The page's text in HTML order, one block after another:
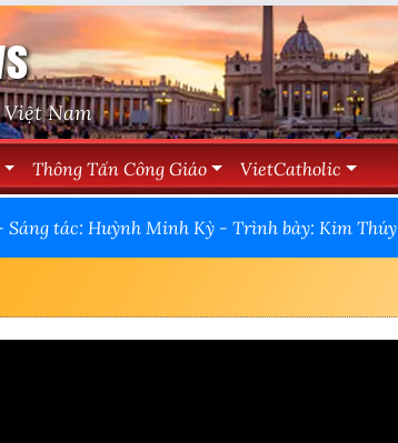
Việt Nam
Thông Tấn Công Giáo VietCatholic
tác: Huỳnh Minh Kỳ - Trình bày: Kim Thúy